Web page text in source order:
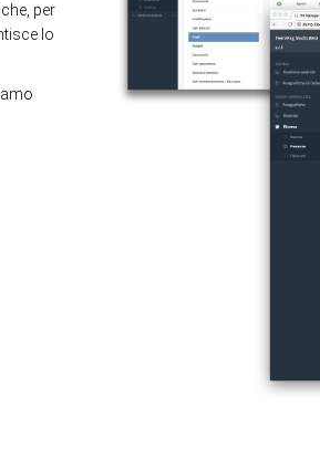
per
lo